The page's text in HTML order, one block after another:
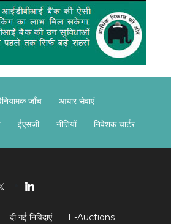
जाँच आधार सेवाएं
ईएसजी नीतियों निवेशक चार्टर
दी गई निविदाएं E-Auctions